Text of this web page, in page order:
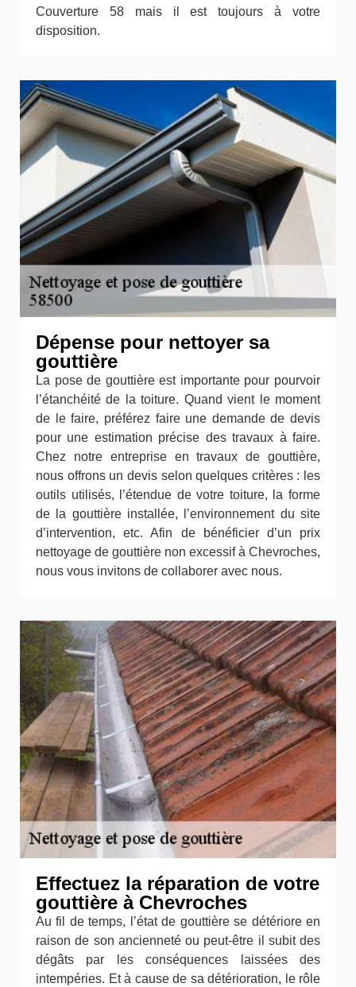
Couverture 58 mais il est toujours à votre
disposition.
Dépense pour nettoyer sa
gouttière
La pose de gouttière est importante pour pourvoir
l’étanchéité de la toiture. Quand vient le moment
de le faire, préférez faire une demande de devis
pour une estimation précise des travaux à faire.
Chez notre entreprise en travaux de gouttière,
nous offrons un devis selon quelques critères : les
outils utilisés, l’étendue de votre toiture, la forme
de la gouttière installée, l’environnement du site
d’intervention, etc. Afin de bénéficier d’un prix
nettoyage de gouttière non excessif à Chevroches,
nous vous invitons de collaborer avec nous.
Effectuez la réparation de votre
gouttière à Chevroches
Au fil de temps, l’état de gouttière se détériore en
raison de son ancienneté ou peut-être il subit des
dégâts par les conséquences laissées des
intempéries. Et à cause de sa détérioration, le rôle